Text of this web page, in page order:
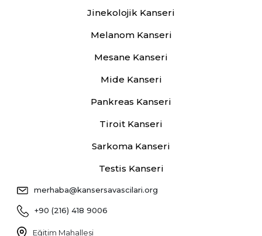
Jinekolojik Kanseri
Melanom Kanseri
Mesane Kanseri
Mide Kanseri
Pankreas Kanseri
Tiroit Kanseri
Sarkoma Kanseri
Testis Kanseri
merhaba@kansersavascilari.org
+90 (216) 418 9006
Eğitim Mahallesi